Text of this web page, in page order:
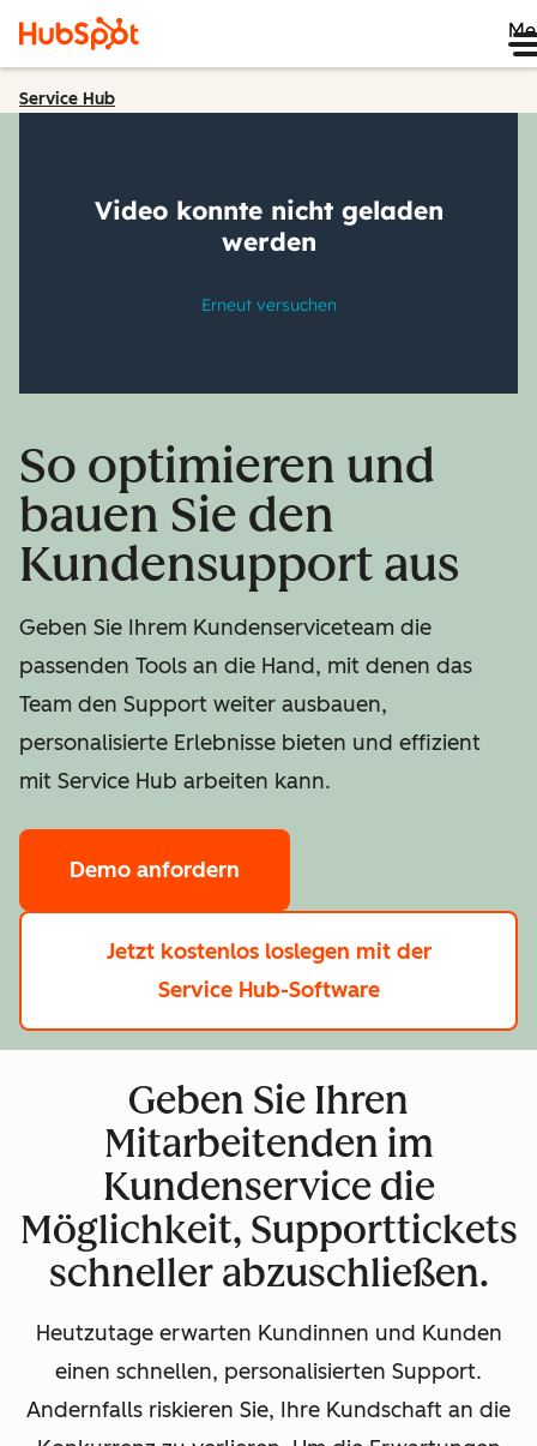
Service Hub
So optimieren und
bauen Sie den
Kundensupport aus
Geben Sie Ihrem Kundenserviceteam die
passenden Tools an die Hand, mit denen das
Team den Support weiter ausbauen,
personalisierte Erlebnisse bieten und effizient
mit Service Hub arbeiten kann.
Demo anfordern
Jetzt kostenlos loslegen mit der
Service Hub-Software
Geben Sie Ihren
Mitarbeitenden im
Kundenservice die
Möglichkeit, Supporttickets
schneller abzuschließen.
Heutzutage erwarten Kundinnen und Kunden
einen schnellen, personalisierten Support.
Andernfalls riskieren Sie, Ihre Kundschaft an die